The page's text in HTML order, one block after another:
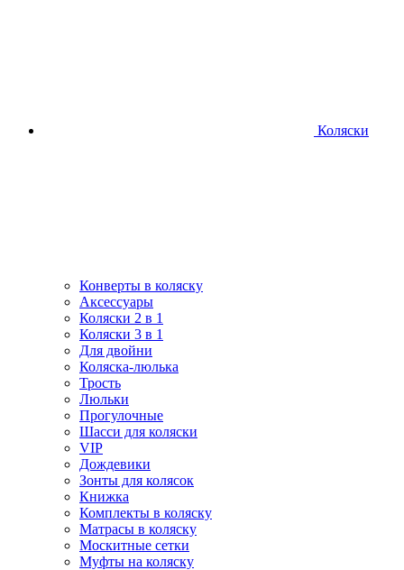
Коляски
Конверты в коляску
Аксессуары
Коляски 2 в 1
Коляски 3 в 1
Для двойни
Коляска-люлька
Трость
Люльки
Прогулочные
Шасси для коляски
VIP
Дождевики
Зонты для колясок
Книжка
Комплекты в коляску
Матрасы в коляску
Москитные сетки
Муфты на коляску